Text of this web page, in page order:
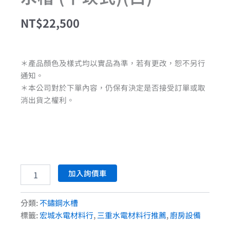
NT$22,500
＊產品顏色及樣式均以實品為準，若有更改，恕不另行
通知。
＊本公司對於下單內容，仍保有決定是否接受訂單或取
消出貨之權利。
加入詢價車
分類:不鏽鋼水槽
標籤:宏城水電材料行,三重水電材料行推薦,廚房設備